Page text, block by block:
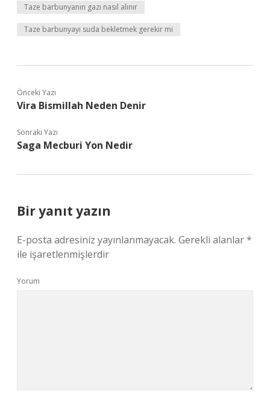
Taze barbunyanın gazı nasıl alınır
Taze barbunyayı suda bekletmek gerekir mi
Önceki Yazı
Vira Bismillah Neden Denir
Sonraki Yazı
Saga Mecburi Yon Nedir
Bir yanıt yazın
E-posta adresiniz yayınlanmayacak. Gerekli alanlar*
ile işaretlenmişlerdir
Yorum